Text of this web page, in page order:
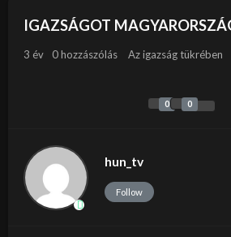
IGAZSÁGOT
3 év 0 hozzászólás Az igazság tükrében
0 0
hun_tv
Follow